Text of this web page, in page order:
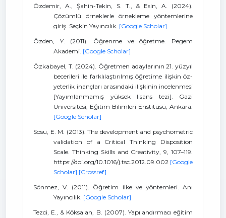
Özdemir, A., Şahin-Tekin, S. T., & Esin, A. (2024).
Çözümlü örneklerle örnekleme yöntemlerine
giriş. Seçkin Yayıncılık. [Google Scholar]
Özden, Y. (2011). Öğrenme ve öğretme. Pegem
Akademi. [Google Scholar]
Özkabayel, T. (2024). Öğretmen adaylarının 21. yüzyıl
becerileri ile farklılaştırılmış öğretime ilişkin öz-
yeterlik inançları arasındaki ilişkinin incelenmesi
[Yayımlanmamış yüksek lisans tezi]. Gazi
Üniversitesi, Eğitim Bilimleri Enstitüsü, Ankara.
[Google Scholar]
Sosu, E. M. (2013). The development and psychometric
validation of a Critical Thinking Disposition
Scale. Thinking Skills and Creativity, 9, 107–119.
https://doi.org/10.1016/j.tsc.2012.09.002 [Google
Scholar] [Crossref]
Sönmez, V. (2011). Öğretim ilke ve yöntemleri. Anı
Yayıncılık. [Google Scholar]
Tezci, E., & Köksalan, B. (2007). Yapılandırmacı eğitim